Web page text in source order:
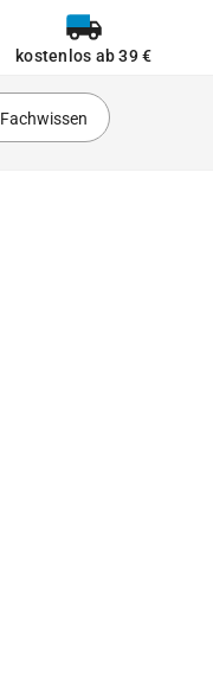
kostenlos ab 39 €
Fachwissen